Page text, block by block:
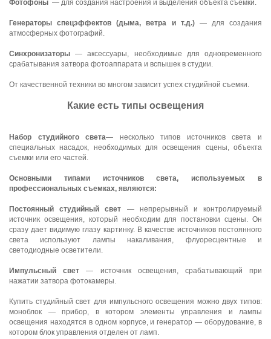
Фотофоны ― для создания настроения и выделения объекта съемки.
Генераторы спецэффектов (дыма, ветра и т.д.)― для создания
атмосферных фотографий.
Синхронизаторы — аксессуары, необходимые для одновременного
срабатывания затвора фотоаппарата и вспышек в студии.
От качественной техники во многом зависит успех студийной съемки.
Какие есть типы освещения
Набор студийного света— несколько типов источников света и
специальных насадок, необходимых для освещения сцены, объекта
съемки или его частей.
Основными типами источников света, используемых в
профессиональных съемках, являются:
Постоянный студийный свет — непрерывный и контролируемый
источник освещения, который необходим для постановки сцены. Он
сразу дает видимую глазу картинку. В качестве источников постоянного
света используют лампы накаливания, флуоресцентные и
светодиодные осветители.
Импульсный свет — источник освещения, срабатывающий при
нажатии затвора фотокамеры.
Купить студийный свет для импульсного освещения можно двух типов:
моноблок — прибор, в котором элементы управления и лампы
освещения находятся в одном корпусе, и генератор — оборудование, в
котором блок управления отделен от ламп.